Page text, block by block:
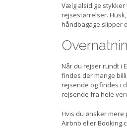
Vælg alsidige stykker
rejsestørrelser.
håndbagage slipper
Når du rejser rundt i
findes der mange
rejsende og findes i
rejsende fra hele
Hvis du ønsker
Airbnb eller